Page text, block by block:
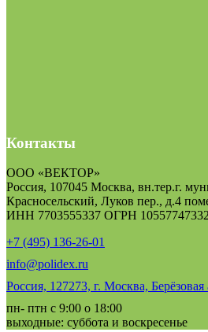
Контакты
ООО «ВЕКТОР»
Россия, 107045 Москва, вн.тер.г.
Красносельский, Луков пер., д.4
ИНН 7703555337 ОГРН
+7 (495) 136-26-01
info@polidex.ru
Россия, 127273, г. Москва, Берёзовая
пн- птн с 9:00 о 18:00
выходные: суббота и воскресенье